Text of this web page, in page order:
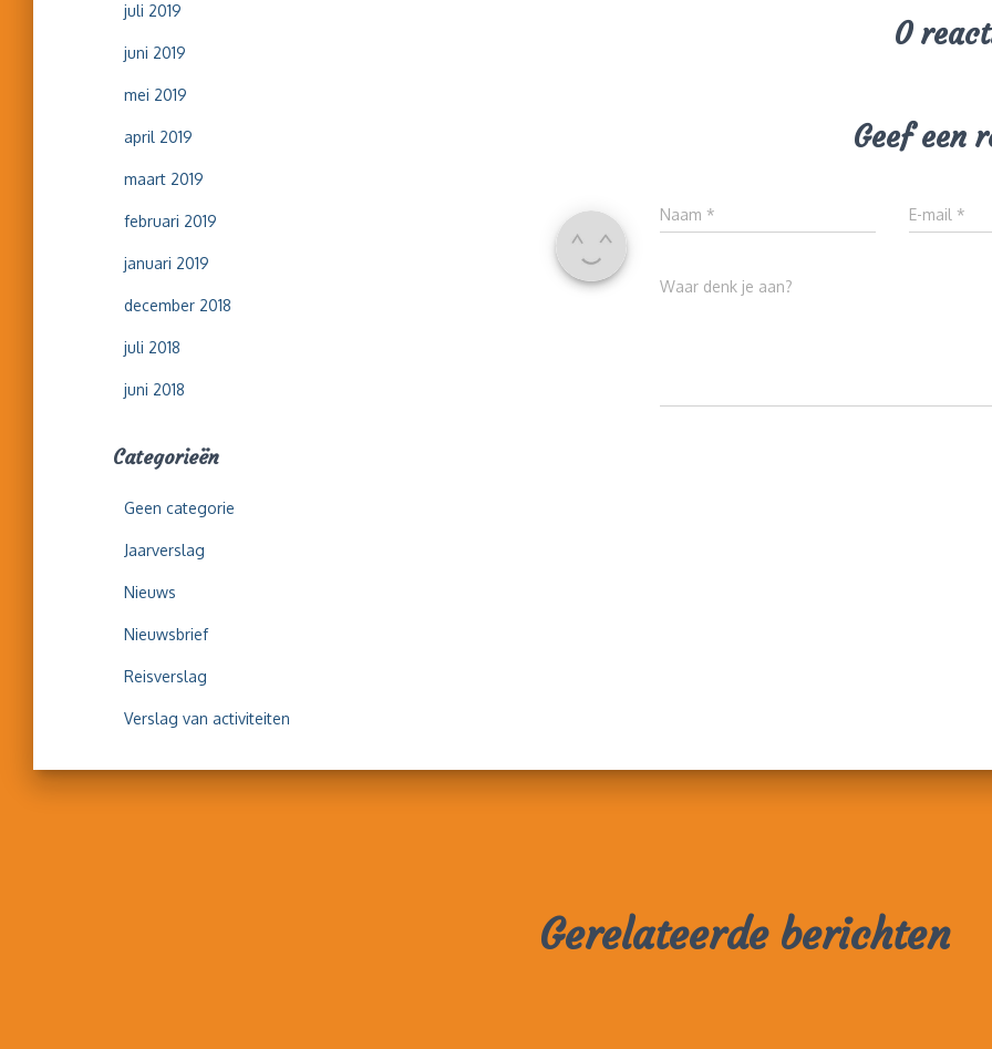
juli 2019
juni 2019
mei 2019
april 2019
maart 2019
februari 2019
januari 2019
december 2018
juli 2018
juni 2018
Categorieën
Geen categorie
Jaarverslag
Nieuws
Nieuwsbrief
Reisverslag
Verslag van activiteiten
0
Geef een
Naam * E-mail *
Waar denk je aan?
Gerelateerde berichten